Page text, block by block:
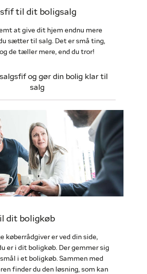
til dit boligsalg
at give dit hjem endnu mere
sætter til salg. Det er små ting,
de tæller mere, end du tror!
og gør din bolig klar til
salg
dit boligkøb
køberrådgiver er ved din side,
er i dit boligkøb. Der gemmer sig
i et boligkøb. Sammen med
finder du den løsning, som kan